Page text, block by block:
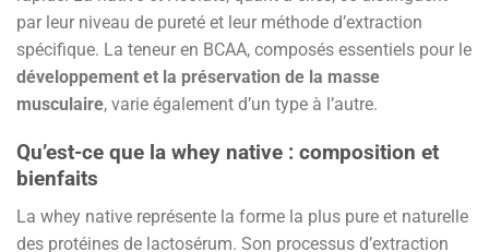
par leur niveau de pureté et leur méthode d’extraction
spécifique. La teneur en BCAA, composés essentiels pour le
développement et la préservation de la masse
musculaire, varie également d’un type à l’autre.
Qu’est-ce que la whey native : composition et
bienfaits
La whey native représente la forme la plus pure et naturelle
des protéines de lactosérum. Son processus d’extraction